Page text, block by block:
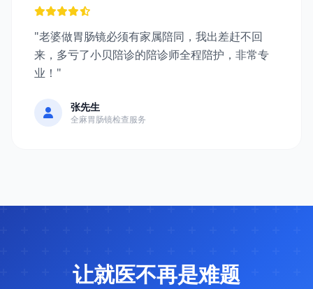
"老婆做胃肠镜必须有家属陪同，我出差赶不回
来，多亏了小贝陪诊的陪诊师全程陪护，非常专
业！"
张先生
全麻胃肠镜检查服务
让就医不再是难题